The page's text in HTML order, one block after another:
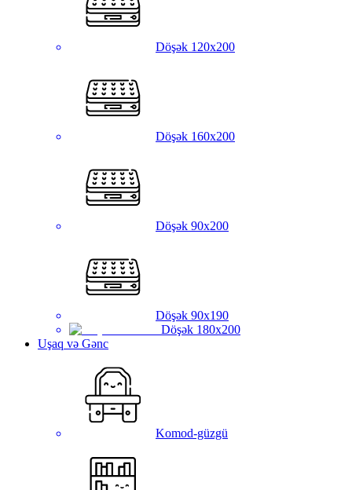
Döşək 120x200
Döşək 160x200
Döşək 90x200
Döşək 90x190
Döşək 180x200
Uşaq və Gənc
Komod-güzgü